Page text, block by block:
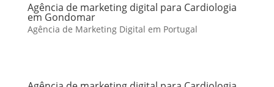
Agência de marketing digital para Cardiologia
em Gondomar
Agência de Marketing Digital em Portugal